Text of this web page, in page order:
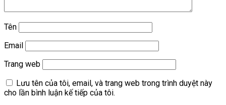
Tên
Email
Trang web
Lưu tên của tôi, email, và trang web trong trình duyệt này
cho lần bình luận kế tiếp của tôi.